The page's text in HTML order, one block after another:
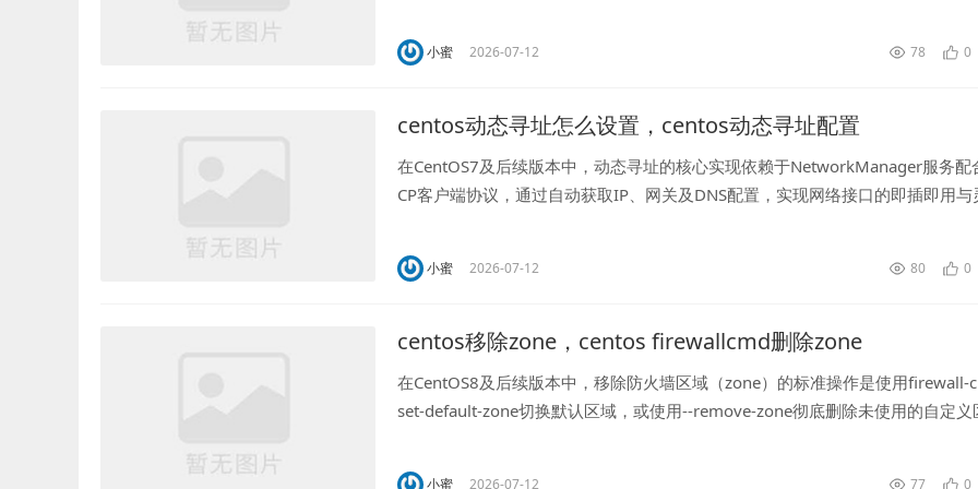
小蜜 2026-07-12 78 0
centos动态寻址怎么设置，centos动态寻址配置
在CentOS7及后续版本中，动态寻址的核心实现依赖于NetworkManager服务配
CP客户端协议，通过自动获取IP、网关及DNS配置，实现网络接口的即插即用与
小蜜 2026-07-12 80 0
centos移除zone，centos firewallcmd删除zone
在CentOS8及后续版本中，移除防火墙区域（zone）的标准操作是使用firewall-
set-default-zone切换默认区域，或使用--remove-zone彻底删除未使用的自定义
小蜜 2026-07-12 77 0